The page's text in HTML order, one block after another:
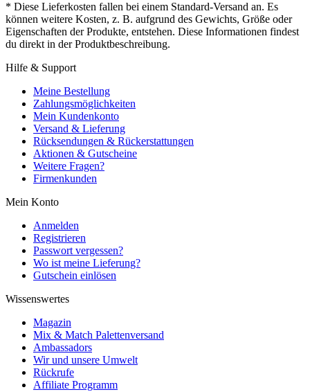
* Diese Lieferkosten fallen bei einem Standard-Versand an. Es
können weitere Kosten, z. B. aufgrund des Gewichts, Größe oder
Eigenschaften der Produkte, entstehen. Diese Informationen findest
du direkt in der Produktbeschreibung.
Hilfe & Support
Meine Bestellung
Zahlungsmöglichkeiten
Mein Kundenkonto
Versand & Lieferung
Rücksendungen & Rückerstattungen
Aktionen & Gutscheine
Weitere Fragen?
Firmenkunden
Mein Konto
Anmelden
Registrieren
Passwort vergessen?
Wo ist meine Lieferung?
Gutschein einlösen
Wissenswertes
Magazin
Mix & Match Palettenversand
Ambassadors
Wir und unsere Umwelt
Rückrufe
Affiliate Programm